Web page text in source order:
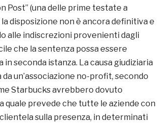
Post” (una delle prime testate a
disposizione non è ancora definitiva e
alle indiscrezioni provenienti dagli
che la sentenza possa essere
seconda istanza. La causa giudiziaria
un’associazione no-profit, secondo
Starbucks avrebbero dovuto
quale prevede che tutte le aziende con
sulla presenza, in determinati